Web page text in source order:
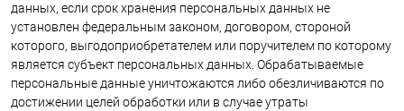
данных, если срок хранения персональных данных не
установлен федеральным законом, договором, стороной
которого, выгодоприобретателем или поручителем по которому
является субъект персональных данных. Обрабатываемые
персональные данные уничтожаются либо обезличиваются по
достижении целей обработки или в случае утраты